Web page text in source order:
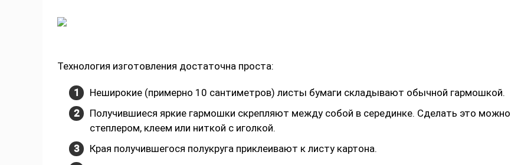
Технология изготовления достаточна проста:
Неширокие (примерно 10 сантиметров) листы бумаги складывают обычной гармошкой.
Получившиеся яркие гармошки скрепляют между собой в серединке. Сделать это можно
степлером, клеем или ниткой с иголкой.
Края получившегося полукруга приклеивают к листу картона.